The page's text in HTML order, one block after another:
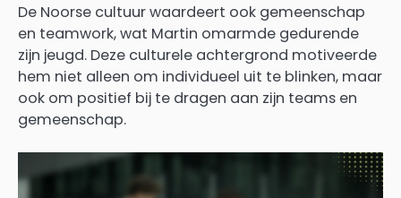
De Noorse cultuur waardeert ook gemeenschap
en teamwork, wat Martin omarmde gedurende
zijn jeugd. Deze culturele achtergrond motiveerde
hem niet alleen om individueel uit te blinken, maar
ook om positief bij te dragen aan zijn teams en
gemeenschap.